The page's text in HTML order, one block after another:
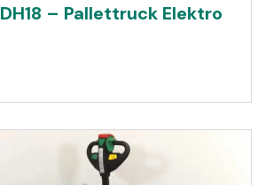
– Pallettruck Elektro